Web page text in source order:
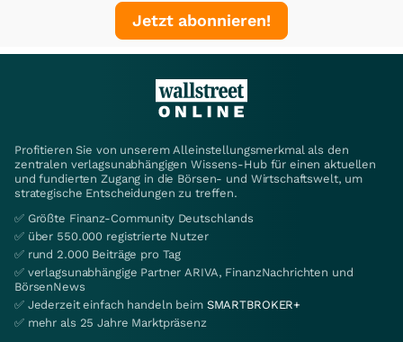
Jetzt abonnieren!
Profitieren Sie von unserem Alleinstellungsmerkmal als den
zentralen verlagsunabhängigen Wissens-Hub für einen aktuellen
und fundierten Zugang in die Börsen- und Wirtschaftswelt, um
strategische Entscheidungen zu treffen.
✅ Größte Finanz-Community Deutschlands
✅ über 550.000 registrierte Nutzer
✅ rund 2.000 Beiträge pro Tag
✅ verlagsunabhängige Partner ARIVA, FinanzNachrichten und
BörsenNews
✅ Jederzeit einfach handeln beim SMARTBROKER+
✅ mehr als 25 Jahre Marktpräsenz